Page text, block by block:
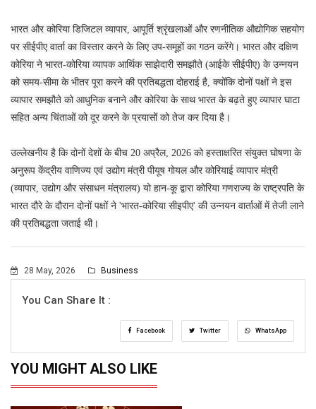
भारत और कोरिया डिजिटल व्यापार, आपूर्ति श्रृंखलाओं और रणनीतिक औद्योगिक सहयोग
पर सीईपीए वार्ता का विस्तार करने के लिए उप-समूहों का गठन करेंगे। भारत और दक्षिण
कोरिया ने भारत-कोरिया व्यापक आर्थिक साझेदारी समझौते (आईके सीईपीए) के उन्नयन
को समय-सीमा के भीतर पूरा करने की प्रतिबद्धता दोहराई है, क्योंकि दोनों पक्षों ने इस
व्यापार समझौते को आधुनिक बनाने और कोरिया के साथ भारत के बढ़ते हुए व्यापार घाटा
सहित अन्य चिंताओं को दूर करने के प्रयासों को तेज कर दिया है।
उल्लेखनीय है कि दोनों देशों के बीच 20 अप्रैल, 2026 को हस्ताक्षरित संयुक्त घोषणा के
अनुरूप केंद्रीय वाणिज्य एवं उद्योग मंत्री पीयूष गोयल और कोरियाई व्यापार मंत्री
(व्यापार, उद्योग और संसाधन मंत्रालय) यो हान-कू द्वारा कोरिया गणराज्य के राष्ट्रपति के
भारत दौरे के दौरान दोनों पक्षों ने 'भारत-कोरिया सीइपीए' की उन्नयन वार्ताओं में तेजी लाने
की प्रतिबद्धता जताई थी।
28 May, 2026 Business
You Can Share It :
Facebook Twitter WhatsApp
YOU MIGHT ALSO LIKE